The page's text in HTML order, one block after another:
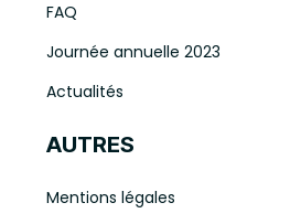
FAQ
Journée annuelle 2023
Actualités
AUTRES
Mentions légales